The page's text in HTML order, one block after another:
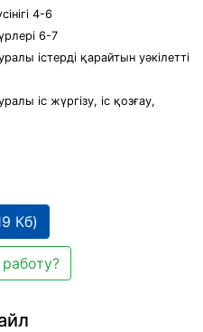
4-6
6-7
істерді қарайтын уәкілетті
іс жүргізу, іс қозғау,
Кб)